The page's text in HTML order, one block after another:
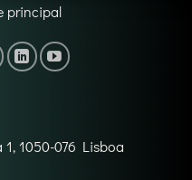
principal
1050-076 Lisboa